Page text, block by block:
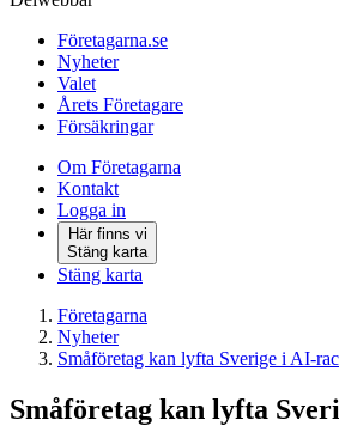
Företagarna.se
Nyheter
Valet
Årets Företagare
Försäkringar
Om Företagarna
Kontakt
Logga in
Här finns vi
Stäng karta
Stäng karta
Företagarna
Nyheter
Småföretag kan lyfta Sverige i AI-
Småföretag kan lyfta